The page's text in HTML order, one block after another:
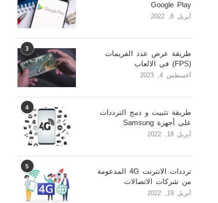
Google Play
أبريل 8, 2022
3
طريقة عرض عدد الفريمات
(FPS) في الالعاب
أغسطس 4, 2023
4
طريقة تثبيت و دمج الترددات
على أجهزة Samsung
أبريل 18, 2022
5
ترددات الانترنت 4G المدعومة
من شركات الاتصالات
أبريل 19, 2022